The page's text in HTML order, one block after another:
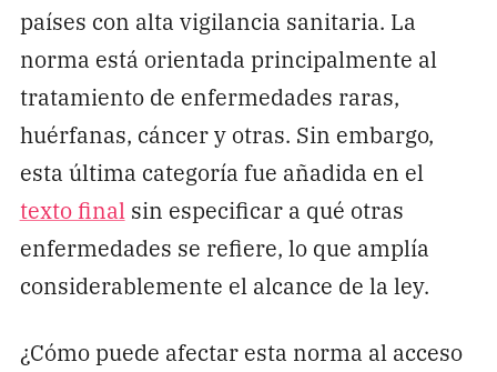
países con alta vigilancia sanitaria. La
norma está orientada principalmente al
tratamiento de enfermedades raras,
huérfanas, cáncer y otras. Sin embargo,
esta última categoría fue añadida en el
texto final sin especificar a qué otras
enfermedades se refiere, lo que amplía
considerablemente el alcance de la ley.
¿Cómo puede afectar esta norma al acceso